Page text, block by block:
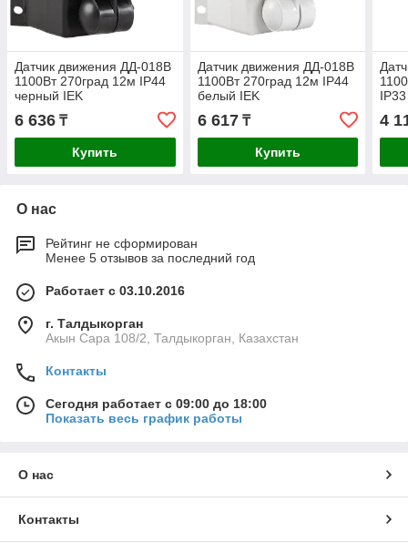
Датчик движения ДД-018В
1100Вт 270град 12м IP44
черный IEK
6 636 ₸
Купить
Датчик движения ДД-018В
1100Вт 270град 12м IP44
белый IEK
6 617₸
Купить
4
О нас
Рейтинг не сформирован
Менее 5 отзывов за последний год
Работает с 03.10.2016
г. Талдыкорган
Акын Сара 108/2, Талдыкорган, Казахстан
Контакты
Сегодня работает с 09:00 до 18:00
Показать весь график работы
О нас
Контакты